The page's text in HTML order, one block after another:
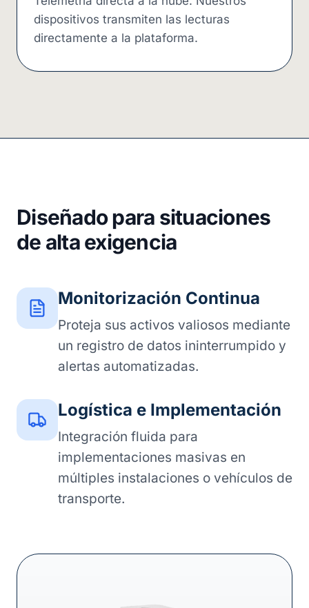
dispositivos transmiten las lecturas
directamente a la plataforma.
Diseñado para situaciones
de alta exigencia
Monitorización Continua
Proteja sus activos valiosos mediante
un registro de datos ininterrumpido y
alertas automatizadas.
Logística e Implementación
Integración fluida para
implementaciones masivas en
múltiples instalaciones o vehículos de
transporte.